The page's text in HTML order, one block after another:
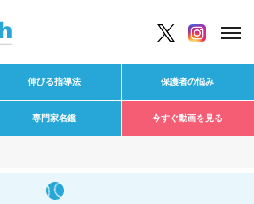
伸びる指導法 保護者の悩み
専門家名鑑 今すぐ動画を見る